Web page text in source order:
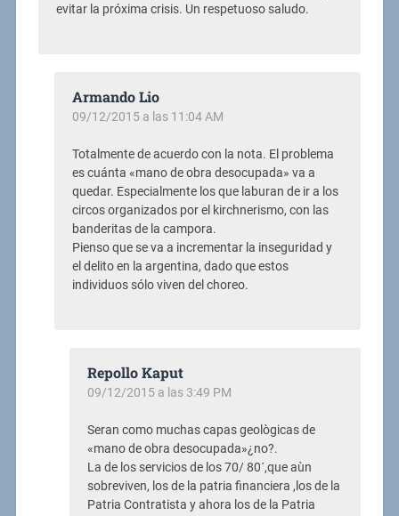
evitar la próxima crisis. Un respetuoso saludo.
Armando Lio
09/12/2015 a las 11:04 AM
Totalmente de acuerdo con la nota. El problema
es cuánta «mano de obra desocupada» va a
quedar. Especialmente los que laburan de ir a los
circos organizados por el kirchnerismo, con las
banderitas de la campora.
Pienso que se va a incrementar la inseguridad y
el delito en la argentina, dado que estos
individuos sólo viven del choreo.
Repollo Kaput
09/12/2015 a las 3:49 PM
Seran como muchas capas geològicas de
«mano de obra desocupada»¿no?.
La de los servicios de los 70/ 80´,que aùn
sobreviven, los de la patria financiera ,los de la
Patria Contratista y ahora los de la Patria